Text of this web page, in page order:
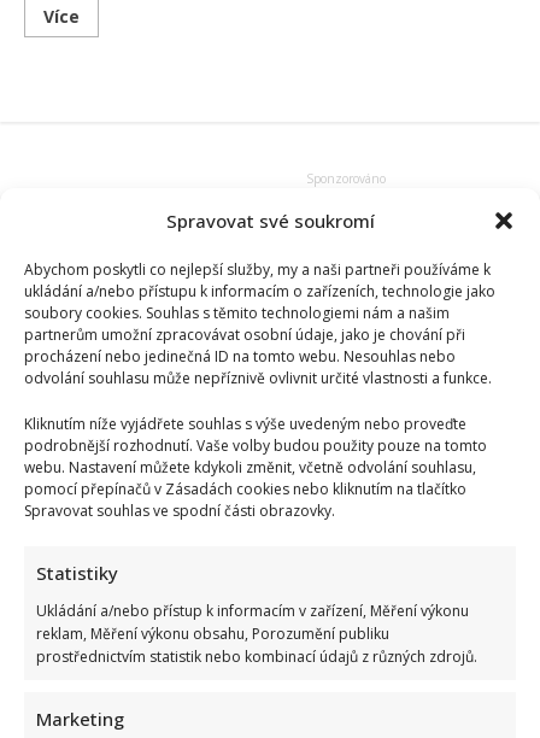
Spravovat své soukromí
Abychom poskytli co nejlepší služby, my a naši partneři používáme k
ukládání a/nebo přístupu k informacím o zařízeních, technologie jako
soubory cookies. Souhlas s těmito technologiemi nám a našim
partnerům umožní zpracovávat osobní údaje, jako je chování při
procházení nebo jedinečná ID na tomto webu. Nesouhlas nebo
odvolání souhlasu může nepříznivě ovlivnit určité vlastnosti a funkce.
Kliknutím níže vyjádřete souhlas s výše uvedeným nebo proveďte
podrobnější rozhodnutí. Vaše volby budou použity pouze na tomto
webu. Nastavení můžete kdykoli změnit, včetně odvolání souhlasu,
pomocí přepínačů v Zásadách cookies nebo kliknutím na tlačítko
Spravovat souhlas ve spodní části obrazovky.
Statistiky
Ukládání a/nebo přístup k informacím v zařízení, Měření výkonu
reklam, Měření výkonu obsahu, Porozumění publiku
prostřednictvím statistik nebo kombinací údajů z různých zdrojů.
Marketing
Více
more
za
12
milionů